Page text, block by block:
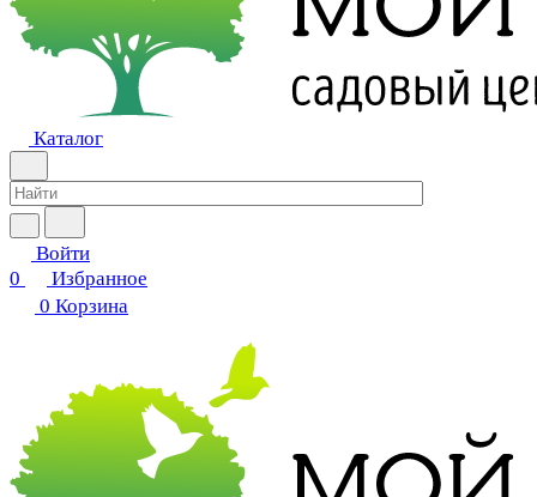
Каталог
Войти
0
Избранное
0 Корзина